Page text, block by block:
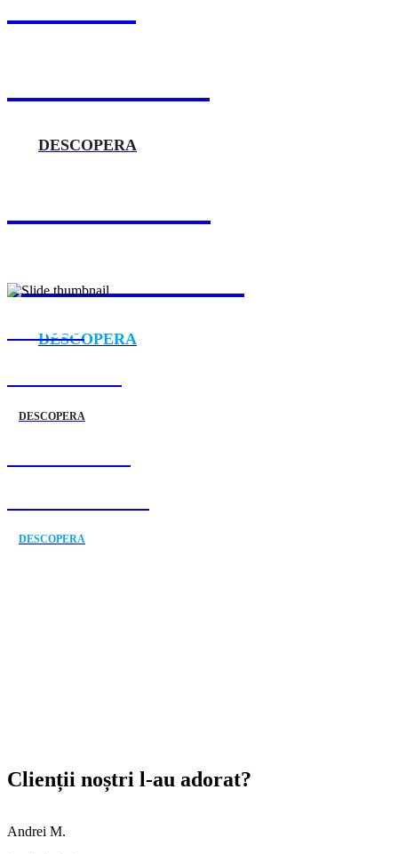
DESCOPERA
ÎN EUROPA 💫
DESCOPERA
MEREU
DESCOPERA
DESCOPERA
Clienții noștri l-au adorat?
Andrei M.